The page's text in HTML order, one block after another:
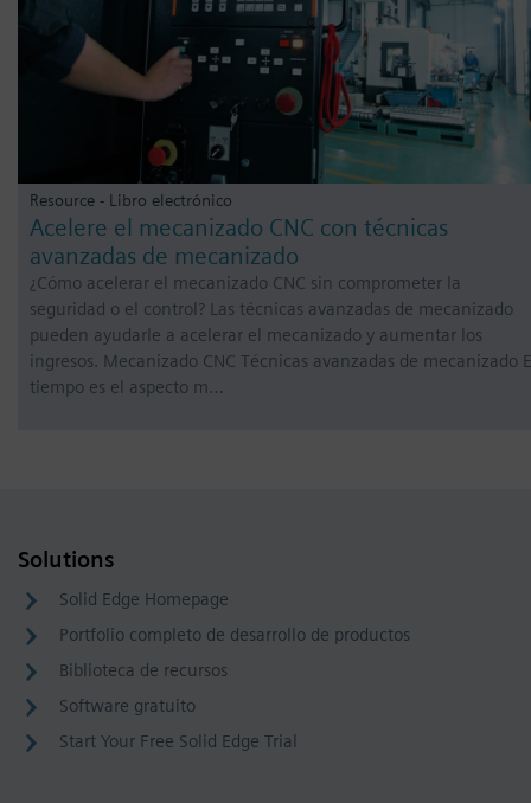
Resource - Libro electrónico
Acelere el mecanizado CNC con técnicas
avanzadas de mecanizado
¿Cómo acelerar el mecanizado CNC sin comprometer la
seguridad o el control? Las técnicas avanzadas de mecanizado
pueden ayudarle a acelerar el mecanizado y aumentar los
ingresos. Mecanizado CNC Técnicas avanzadas de mecanizado
tiempo es el aspecto m…
Solutions
Solid Edge Homepage
Portfolio completo de desarrollo de productos
Biblioteca de recursos
Software gratuito
Start Your Free Solid Edge Trial